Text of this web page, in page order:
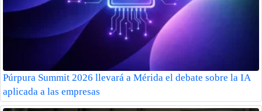
Púrpura Summit 2026 llevará a Mérida el debate sobre la IA
aplicada a las empresas